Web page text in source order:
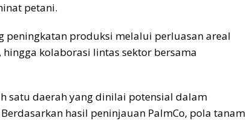
petani.
peningkatan produksi melalui perluasan areal
kolaborasi lintas sektor bersama
satu daerah yang dinilai potensial dalam
hasil peninjauan PalmCo, pola tanam